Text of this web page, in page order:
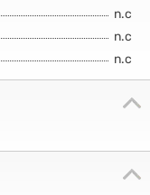
n.c
n.c
n.c